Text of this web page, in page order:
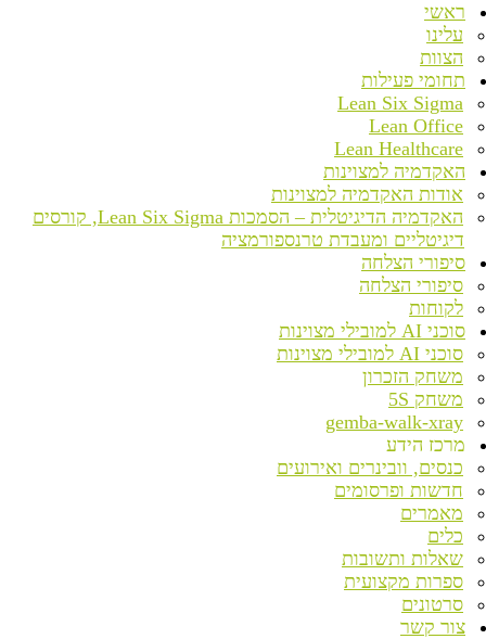
ראשי
עלינו
הצוות
תחומי פעילות
Lean Six Sigma
Lean Office
Lean Healthcare
האקדמיה למצוינות
אודות האקדמיה למצוינות
האקדמיה הדיגיטלית – הסמכות Lean Six Sigma, קורסים
דיגיטליים ומעבדת טרנספורמציה
סיפורי הצלחה
סיפורי הצלחה
לקוחות
סוכני AI למובילי מצוינות
סוכני AI למובילי מצוינות
משחק הזכרון
משחק 5S
gemba-walk-xray
מרכז הידע
כנסים, וובינרים ואירועים
חדשות ופרסומים
מאמרים
כלים
שאלות ותשובות
ספרות מקצועית
סרטונים
צור קשר